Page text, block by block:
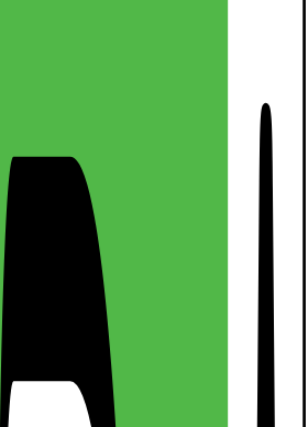
LEVEL Bojue-3 Series Cover
blevet bedømt.